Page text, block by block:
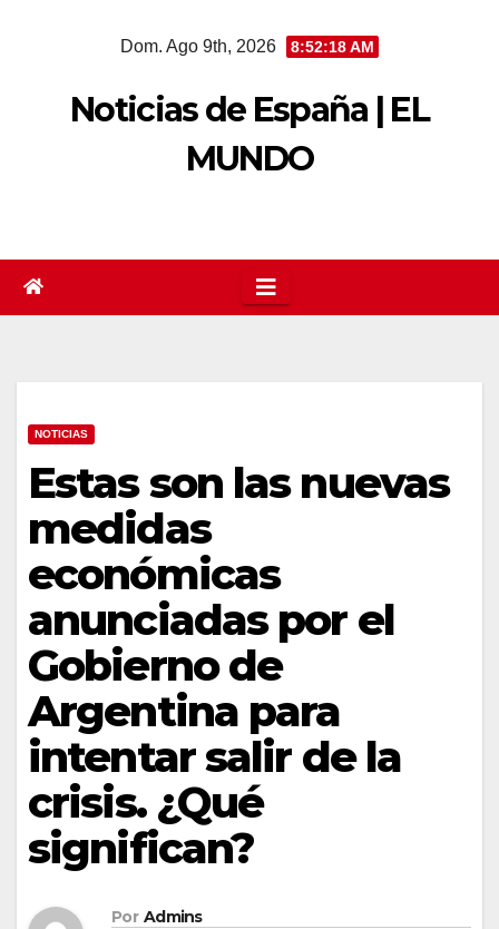
Dom. Ago 9th, 2026 8:52:19 AM
Noticias de España | EL
MUNDO
NOTICIAS
Estas son las nuevas
medidas
económicas
anunciadas por el
Gobierno de
Argentina para
intentar salir de la
crisis. ¿Qué
significan?
Por Admins